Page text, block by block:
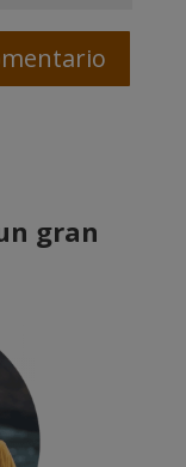
gran